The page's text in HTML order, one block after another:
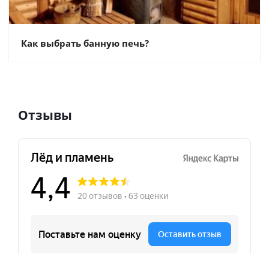
Как выбрать банную печь?
Отзывы